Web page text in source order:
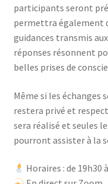
participants seront
permettra également
guidances transmis
réponses résonnent
belles prises de
Même si les échanges
restera privé et
sera réalisé et seules
pourront assister à la
Horaires : de 19h30